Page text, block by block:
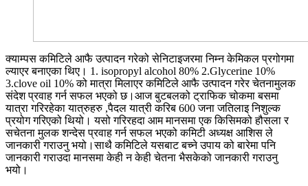
क्याम्पस कमिटिले आफै उत्पादन गरेको सेनिटाइजरमा निम्न केमिकल प्रगोगमा
ल्याएर बनाएका थिए। 1. isopropyl alcohol 80% 2.Glycerine 10%
3.clove oil 10% को मात्रा मिलाएर कमिटिले आफै उत्पादन गरेर चेतनामुलक
संदेश प्रवाह गर्न सफल भएको छ।आज बुटबलको ट्राफिक चोकमा बसमा
यात्रा गरिरहेका यात्रुहरु ,पैदल यात्री करिब 600 जना जतिलाइ निशुल्क
प्रयोग गरिएको थियो। यसो गरिरहदा आम मानसमा एक किसिमको हौसला र
सचेतना मुलक शन्देस प्रवाह गर्न सफल भएको कमिटी अध्यक्ष आशिस ले
जानकारी गराउनु भयो।साथै कमिटिले यसबाट बच्ने उपाय को बारेमा पनि
जानकारी गराउदा मानसमा केही न केही चेतना भैसकेको जानकारी गराउनु
भयो।